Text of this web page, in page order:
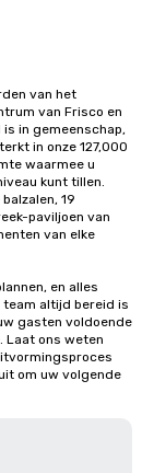
van het
van Frisco en
in gemeenschap,
in onze 127,000
waarmee u
kunt tillen.
19
paviljoen van
van elke
en alles
altijd bereid is
gasten voldoende
Laat ons weten
om uw volgende